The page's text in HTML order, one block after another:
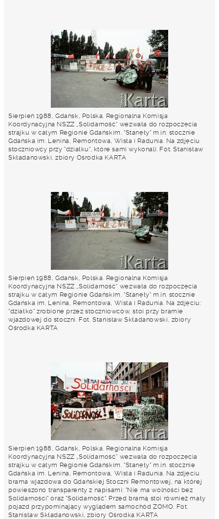
Sierpień 1988, Gdańsk, Polska. Regionalna Komisja
Koordynacyjna NSZZ „Solidarność” wezwała do rozpoczęcia
strajku w całym Regionie Gdańskim. "Stanęły" m.in. stocznie
Gdańska im. Lenina, Remontowa, Wisła i Radunia. Na zdjęciu
stoczniowcy przy "działku", które sami wykonali. Fot. Stanisław
Składanowski, zbiory Ośrodka KARTA
Sierpień 1988, Gdańsk, Polska. Regionalna Komisja
Koordynacyjna NSZZ „Solidarność” wezwała do rozpoczęcia
strajku w całym Regionie Gdańskim. "Stanęły" m.in. stocznie
Gdańska im. Lenina, Remontowa, Wisła i Radunia. Na zdjęciu:
"działko" zrobione przez stoczniowców, stoi przy bramie
wjazdowej do stoczni. Fot. Stanisław Składanowski, zbiory
Ośrodka KARTA
Sierpień 1988, Gdańsk, Polska. Regionalna Komisja
Koordynacyjna NSZZ „Solidarność” wezwała do rozpoczęcia
strajku w całym Regionie Gdańskim. "Stanęły" m.in. stocznie
Gdańska im. Lenina, Remontowa, Wisła i Radunia. Na zdjęciu
brama wjazdowa do Gdańskiej Stoczni Remontowej, na której
powieszono transparenty z napisami: "Nie ma wolności bez
Solidarności" oraz "Solidarność". Przed bramą stoi również mały
pojazd przypominający wyglądem samochód ZOMO. Fot.
Stanisław Składanowski, zbiory Ośrodka KARTA